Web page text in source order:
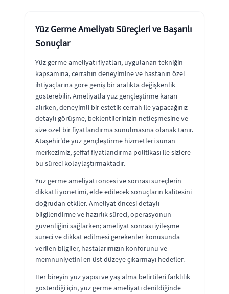
Yüz Germe Ameliyatı Süreçleri ve Başarılı
Sonuçlar
Yüz germe ameliyatı fiyatları, uygulanan tekniğin
kapsamına, cerrahın deneyimine ve hastanın özel
ihtiyaçlarına göre geniş bir aralıkta değişkenlik
gösterebilir. Ameliyatla yüz gençleştirme kararı
alırken, deneyimli bir estetik cerrah ile yapacağınız
detaylı görüşme, beklentilerinizin netleşmesine ve
size özel bir fiyatlandırma sunulmasına olanak tanır.
Ataşehir'de yüz gençleştirme hizmetleri sunan
merkezimiz, şeffaf fiyatlandırma politikası ile sizlere
bu süreci kolaylaştırmaktadır.
Yüz germe ameliyatı öncesi ve sonrası süreçlerin
dikkatli yönetimi, elde edilecek sonuçların kalitesini
doğrudan etkiler. Ameliyat öncesi detaylı
bilgilendirme ve hazırlık süreci, operasyonun
güvenliğini sağlarken; ameliyat sonrası iyileşme
süreci ve dikkat edilmesi gerekenler konusunda
verilen bilgiler, hastalarımızın konforunu ve
memnuniyetini en üst düzeye çıkarmayı hedefler.
Her bireyin yüz yapısı ve yaş alma belirtileri farklılık
gösterdiği için, yüz germe ameliyatı denildiğinde